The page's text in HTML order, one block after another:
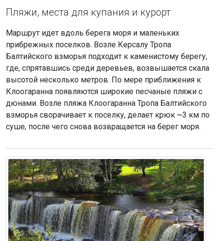
Пляжи, места для купания и курорт
Маршрут идет вдоль берега моря и маленьких
прибрежных поселков. Возле Керсалу Тропа
Балтийского взморья подходит к каменистому берегу,
где, спрятавшись среди деревьев, возвышается скала
высотой несколько метров. По мере приближения к
Клоогаранна появляются широкие песчаные пляжи с
дюнами. Возле пляжа Клоогаранна Тропа Балтийского
взморья сворачивает к поселку, делает крюк ~3 км по
суше, после чего снова возвращается на берег моря.